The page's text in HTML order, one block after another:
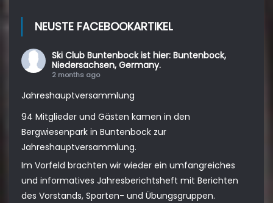
NEUSTE FACEBOOKARTIKEL
Ski Club Buntenbock ist hier: Buntenbock,
Niedersachsen, Germany.
2 months ago
Jahreshauptversammlung
94 Mitglieder und Gästen kamen in den
Bergwiesenpark in Buntenbock zur
Jahreshauptversammlung.
Im Vorfeld brachten wir wieder ein umfangreiches
und informatives Jahresberichtsheft mit Berichten
des Vorstands, Sparten- und Übungsgruppen.